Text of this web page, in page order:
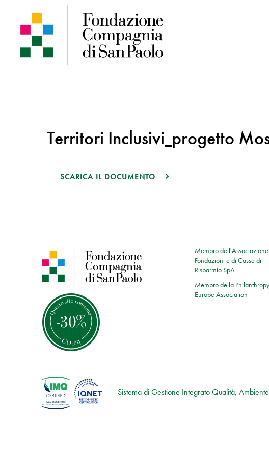
Territori Inclusivi_progetto
SCARICA IL DOCUMENTO
Membro
Fondazioni e di Casse di
Risparmio SpA
Membro della Philanthropy
Europe Association
Sistema di Gestione Integrato Qualità,